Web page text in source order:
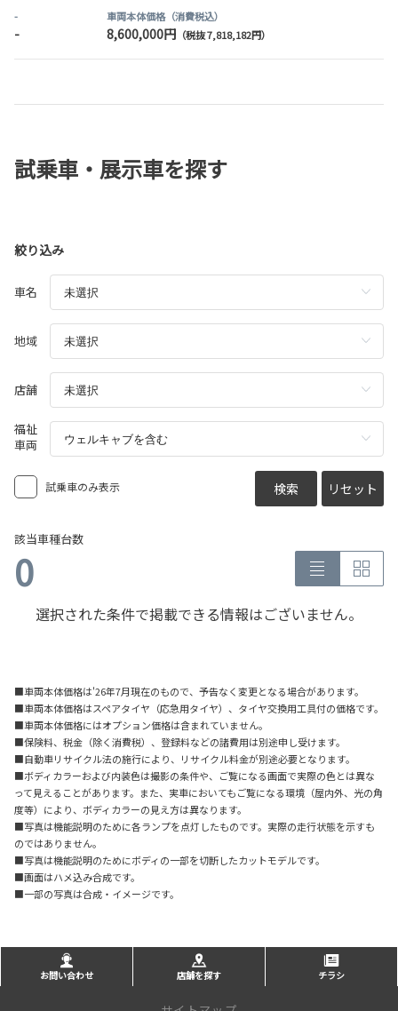
-
-
車両本体価格（消費税込）
8,600,000円 （税抜 7,818,182円）
試乗車・展示車を探す
絞り込み
車名
地域
店舗
福祉
車両
試乗車のみ表示 検索 リセット
該当車種台数
0
選択された条件で掲載できる情報はございません。
■車両本体価格は'26年7月現在のもので、予告なく変更となる場合があります。
■車両本体価格はスペアタイヤ（応急用タイヤ）、タイヤ交換用工具付の価格です。
■車両本体価格にはオプション価格は含まれていません。
■保険料、税金（除く消費税）、登録料などの諸費用は別途申し受けます。
■自動車リサイクル法の施行により、リサイクル料金が別途必要となります。
■ボディカラーおよび内装色は撮影の条件や、ご覧になる画面で実際の色とは異な
って見えることがあります。また、実車においてもご覧になる環境（屋内外、光の角
度等）により、ボディカラーの見え方は異なります。
■写真は機能説明のために各ランプを点灯したものです。実際の走行状態を示すも
のではありません。
■写真は機能説明のためにボディの一部を切断したカットモデルです。
■画面はハメ込み合成です。
■一部の写真は合成・イメージです。
お問い合わせ 店舗を探す チラシ